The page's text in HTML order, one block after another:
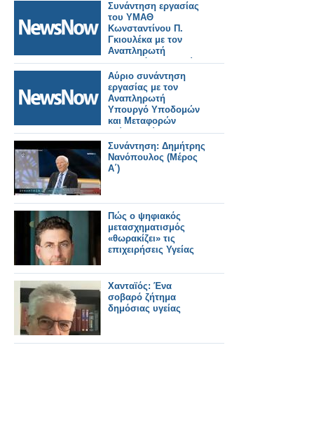
Συνάντηση εργασίας
του ΥΜΑΘ
Κωνσταντίνου Π.
Γκιουλέκα με τον
Αναπληρωτή
Υπουργό Υποδομών
και Μεταφορών
Γιώργο Κώτσηρα.
Αύριο συνάντηση
εργασίας με τον
Αναπληρωτή
Υπουργό Υποδομών
και Μεταφορών
Γιώργο Κώτσηρα θα
έχει ο Κωνσταντίνος
Γκιουλέκας.
Συνάντηση: Δημήτρης
Νανόπουλος (Μέρος
Α΄)
Πώς ο ψηφιακός
μετασχηματισμός
«θωρακίζει» τις
επιχειρήσεις Υγείας
Χανταϊός: Ένα
σοβαρό ζήτημα
δημόσιας υγείας